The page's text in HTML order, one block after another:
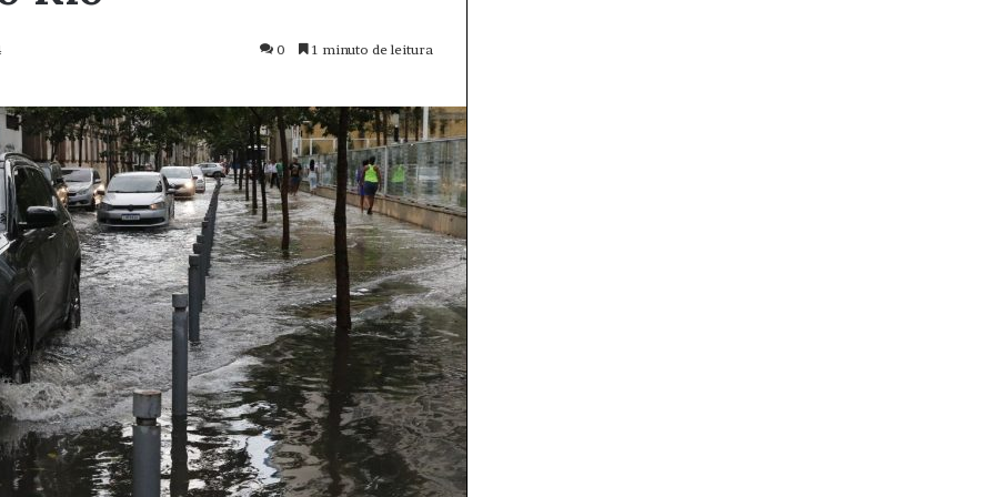
0 1 minuto de leitura